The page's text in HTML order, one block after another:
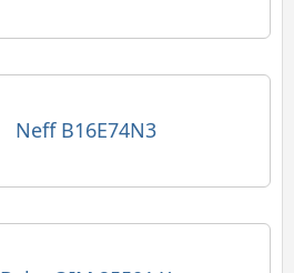
Neff B16E74N3